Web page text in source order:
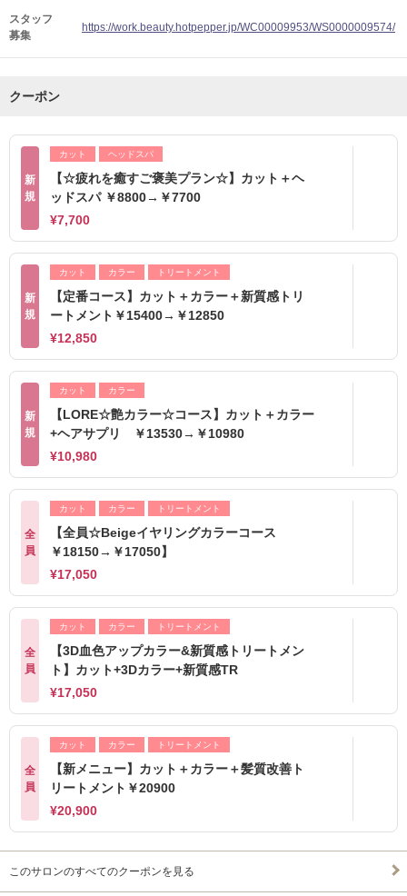
スタッフ
募集
https://work.beauty.hotpepper.jp/WC00009953/WS0000009574/
クーポン
新
規
カット ヘッドスパ
【☆疲れを癒すご褒美プラン☆】カット＋ヘ
ッドスパ ￥8800→￥7700
¥7,700
新
規
カット カラー トリートメント
【定番コース】カット＋カラー＋新質感トリ
ートメント￥15400→￥12850
¥12,850
新
規
カット カラー
【LORE☆艶カラー☆コース】カット＋カラー
+ヘアサプリ ￥13530→￥10980
¥10,980
全
員
カット カラー トリートメント
【全員☆Beigeイヤリングカラーコース
￥18150→￥17050】
¥17,050
全
員
カット カラー トリートメント
【3D血色アップカラー&新質感トリートメン
ト】カット+3Dカラー+新質感TR
¥17,050
全
員
カット カラー トリートメント
【新メニュー】カット＋カラー＋髪質改善ト
リートメント￥20900
¥20,900
このサロンのすべてのクーポンを見る